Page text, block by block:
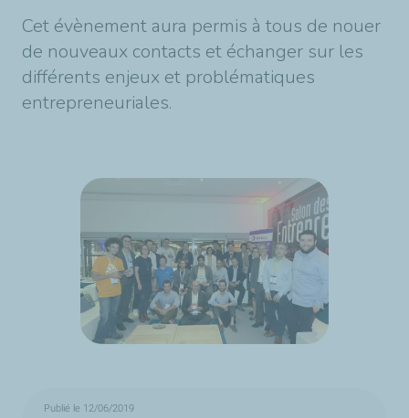
Cet évènement aura permis à tous de nouer
de nouveaux contacts et échanger sur les
différents enjeux et problématiques
entrepreneuriales.
Publié le 12/06/2019